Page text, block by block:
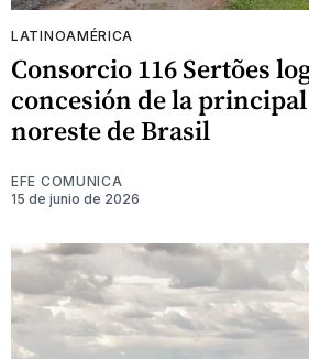
LATINOAMÉRICA
Consorcio 116 Sertões
concesión de la
noreste de Brasil
EFE COMUNICA
15 de junio de 2026